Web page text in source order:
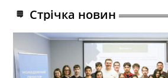
Стрічка новин